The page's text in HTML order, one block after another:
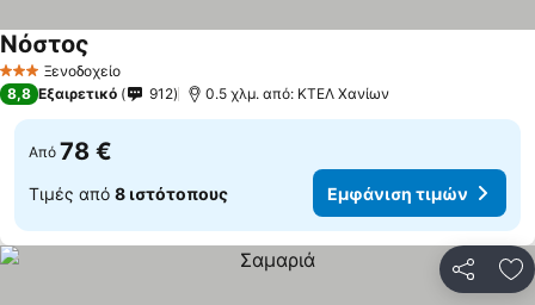
3 ΑστέριαΞενοδοχείο
Νόστος
8,8 Εξαιρετικό 912 0.5 χλμ. από: ΚΤΕΛ Χανίων
Από 78 €
Τιμές από 8 ιστότοπους Εμφάνιση τιμών